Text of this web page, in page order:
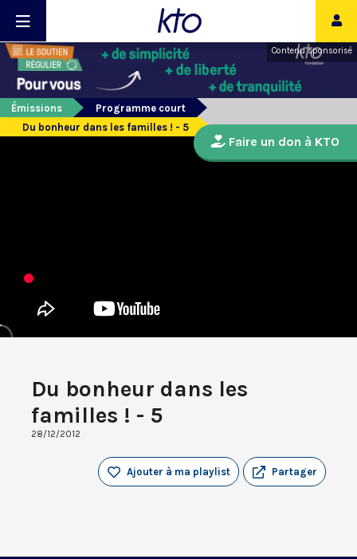
Contenu sponsorisé
Émissions
Programme court
Du bonheur dans les familles ! - 5
Du bonheur dans les
familles ! - 5
28/12/2012
Partager
Ajouter à ma playlist
Faire un don à KTO